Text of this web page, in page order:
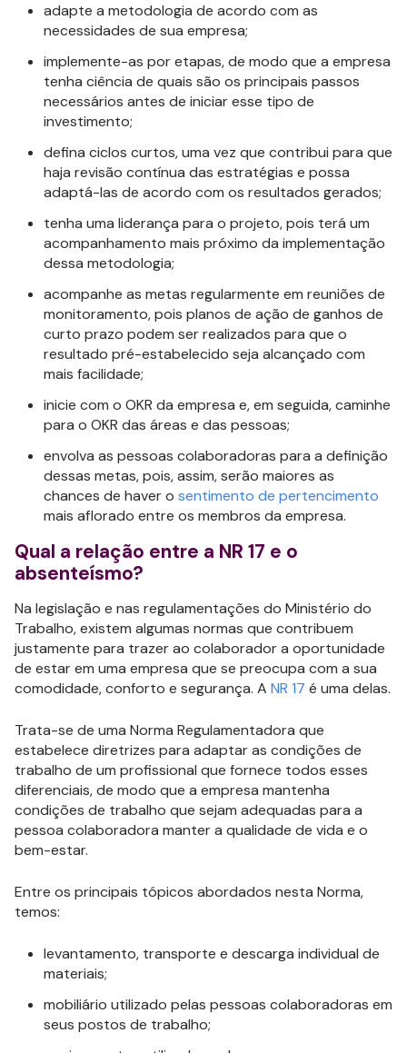
adapte a metodologia de acordo com as
necessidades de sua empresa;
implemente-as por etapas, de modo que a empresa
tenha ciência de quais são os principais passos
necessários antes de iniciar esse tipo de
investimento;
defina ciclos curtos, uma vez que contribui para que
haja revisão contínua das estratégias e possa
adaptá-las de acordo com os resultados gerados;
tenha uma liderança para o projeto, pois terá um
acompanhamento mais próximo da implementação
dessa metodologia;
acompanhe as metas regularmente em reuniões de
monitoramento, pois planos de ação de ganhos de
curto prazo podem ser realizados para que o
resultado pré-estabelecido seja alcançado com
mais facilidade;
inicie com o OKR da empresa e, em seguida, caminhe
para o OKR das áreas e das pessoas;
envolva as pessoas colaboradoras para a definição
dessas metas, pois, assim, serão maiores as
chances de haver o sentimento de pertencimento
mais aflorado entre os membros da empresa.
Qual a relação entre a NR 17 e o
absenteísmo?
Na legislação e nas regulamentações do Ministério do
Trabalho, existem algumas normas que contribuem
justamente para trazer ao colaborador a oportunidade
de estar em uma empresa que se preocupa com a sua
comodidade, conforto e segurança. A NR 17 é uma delas.
Trata-se de uma Norma Regulamentadora que
estabelece diretrizes para adaptar as condições de
trabalho de um profissional que fornece todos esses
diferenciais, de modo que a empresa mantenha
condições de trabalho que sejam adequadas para a
pessoa colaboradora manter a qualidade de vida e o
bem-estar.
Entre os principais tópicos abordados nesta Norma,
temos:
levantamento, transporte e descarga individual de
materiais;
mobiliário utilizado pelas pessoas colaboradoras em
seus postos de trabalho;